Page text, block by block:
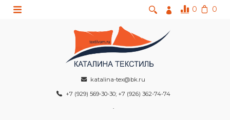
0 0
katalina-tex@bk.ru
+7 (929) 569-30-30; +7 (926) 362-74-74